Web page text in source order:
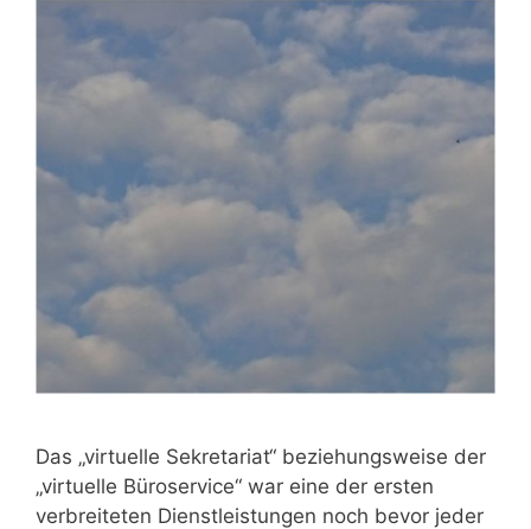
Das „virtuelle Sekretariat“ beziehungsweise der
„virtuelle Büroservice“ war eine der ersten
verbreiteten Dienstleistungen noch bevor jeder